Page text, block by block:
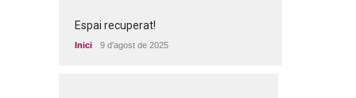
Espai recuperat!
Inici 9 d'agost de 2025